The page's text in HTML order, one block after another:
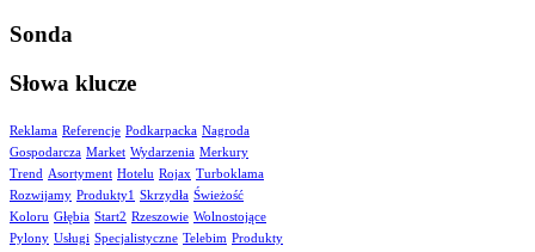
Sonda
Słowa klucze
Reklama Referencje Podkarpacka Nagroda
Gospodarcza Market Wydarzenia Merkury
Trend Asortyment Hotelu Rojax Turboklama
Rozwijamy Produkty1 Skrzydła Świeżość
Koloru Głębia Start2 Rzeszowie Wolnostojące
Pylony Usługi Specjalistyczne Telebim Produkty